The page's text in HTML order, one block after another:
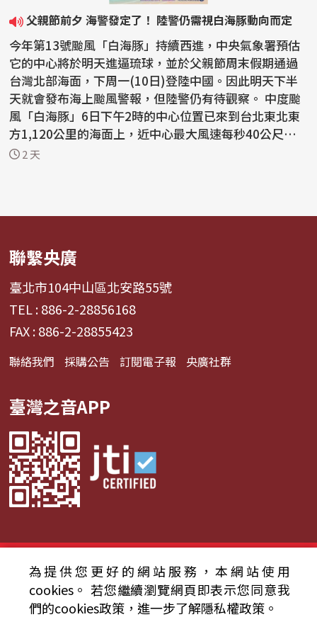
父親節前夕 海警發定了！ 陸警仍需視白海豚動向而定
今年第13號颱風「白海豚」持續西進，中央氣象署預估
它的中心將於明天進逼琉球，並於父親節周末假期通過
台灣北部海面，下周一(10日)登陸中國。因此明天下半
天就會發布海上颱風警報，但陸警仍有待觀察。 中度颱
風「白海豚」6日下午2時的中心位置已來到台北東北東
方1,120公里的海面上，近中心最大風速每秒40公尺，7
級風...
2 天
聯繫央廣
臺北市104中山區北安路55號
TEL : 886-2-28856168
FAX : 886-2-28855423
聯絡我們 採購公告 訂閱電子報 央廣社群
臺灣之音APP
© 2024財團法人中央廣播電臺 版權所有
資通安全政策聲明
服務條款 隱私權條款
為提供您更好的網站服務，本網站使用
cookies。 若您繼續瀏覽網頁即表示您同意我
們的cookies政策，進一步了解隱私權政策。